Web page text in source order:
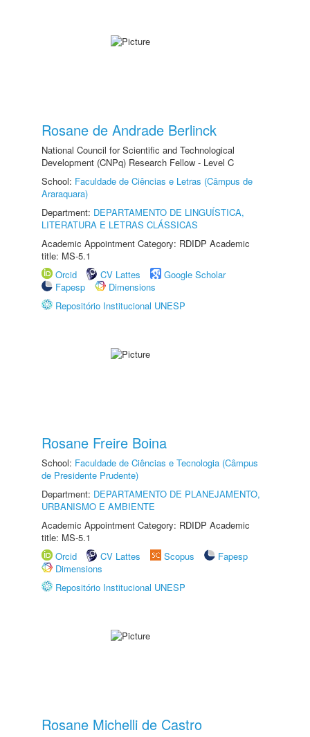
Rosane de Andrade Berlinck
National Council for Scientific and Technological
Development (CNPq) Research Fellow - Level C
School: Faculdade de Ciências e Letras (Câmpus de
Araraquara)
Department: DEPARTAMENTO DE LINGUÍSTICA,
LITERATURA E LETRAS CLÁSSICAS
Academic Appointment Category: RDIDP Academic
title: MS-5.1
Orcid
CV Lattes
Google Scholar
Fapesp
Dimensions
Repositório Institucional UNESP
Rosane Freire Boina
School: Faculdade de Ciências e Tecnologia (Câmpus
de Presidente Prudente)
Department: DEPARTAMENTO DE PLANEJAMENTO,
URBANISMO E AMBIENTE
Academic Appointment Category: RDIDP Academic
title: MS-5.1
Orcid
CV Lattes Scopus
Fapesp
Dimensions
Repositório Institucional UNESP
Rosane Michelli de Castro